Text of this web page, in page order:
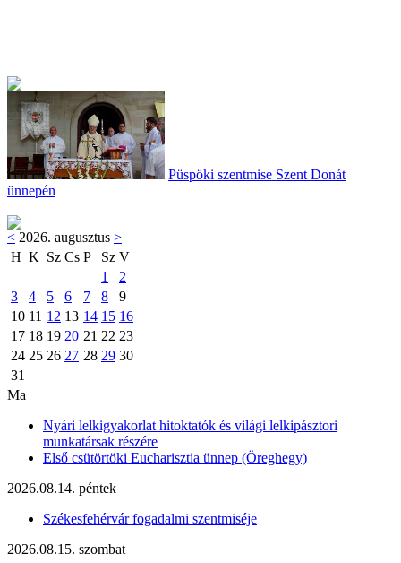
Püspöki szentmise Szent Donát
ünnepén
< 2026. augusztus >
H K Sz Cs P Sz V
1
2
3
4 5 6 7 8
9
10 11 12 13 14 15 16
17 18 19 20 21 22 23
24 25 26 27 28 29 30
31
Ma
Nyári lelkigyakorlat hitoktatók és világi lelkipásztori
munkatársak részére
Első csütörtöki Eucharisztia ünnep (Öreghegy)
2026.08.14. péntek
Székesfehérvár fogadalmi szentmiséje
2026.08.15. szombat